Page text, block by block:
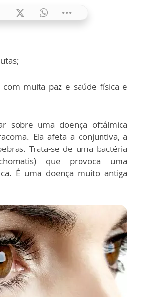
com muita paz e saúde física e
sobre uma doença oftálmica
Ela afeta a conjuntiva, a
Trata-se de uma bactéria
que provoca uma
É uma doença muito antiga